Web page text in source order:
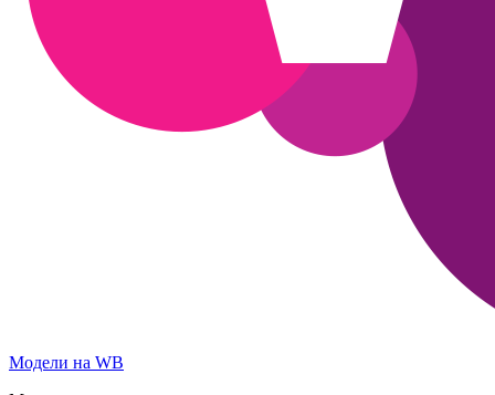
Модели на WB